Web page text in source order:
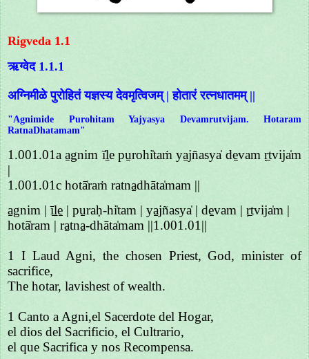
Rigveda 1.1
ऋग्वेद 1.1.1
अग्निमीळे पुरोहितं यज्ञस्य देवमृत्विजम् | होतारं रत्नधातमम् ||
"Agnimide Purohitam Yajyasya Devamrutvijam. Hotaram
RatnaDhatamam"
1.001.01a a̱gnim ī̍ḻe pu̱rohi̍taṁ ya̱jñasya̍ de̱vam ṛ̱tvija̍m
|
1.001.01c hotā̍raṁ ratna̱dhāta̍mam ||
a̱gnim | ī̱ḻe̱ | pu̱raḥ-hi̍tam | ya̱jñasya̍ | de̱vam | ṛ̱tvija̍m |
hotā̍ram | ra̱tna̱-dhāta̍mam ||1.001.01||
1 I Laud Agni, the chosen Priest, God, minister of
sacrifice,
The hotar, lavishest of wealth.
1 Canto a Agni,el Sacerdote del Hogar,
el dios del Sacrificio, el Cultrario,
el que Sacrifica y nos Recompensa.